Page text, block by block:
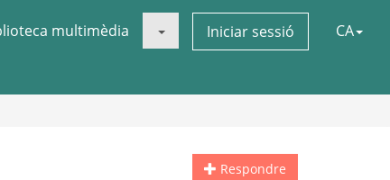
multimèdia Iniciar sessió CA
Respondre